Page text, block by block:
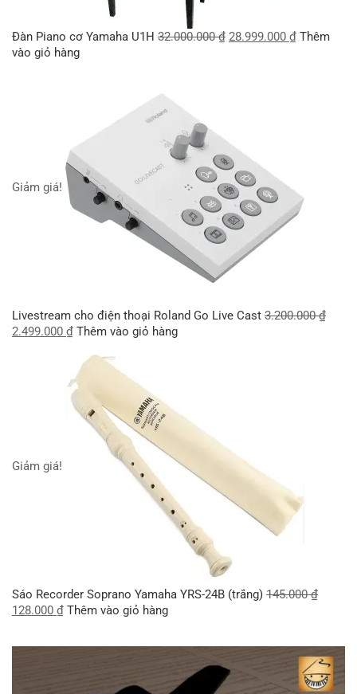
Đàn Piano cơ Yamaha U1H 32.000.000₫ 28.999.000 ₫ Thêm
vào giỏ hàng
Giảm giá!
Livestream cho điện thoại Roland Go Live Cast 3.200.000₫
2.499.000 ₫ Thêm vào giỏ hàng
Giảm giá!
Sáo Recorder Soprano Yamaha YRS-24B (trắng) 145.000₫
128.000 ₫ Thêm vào giỏ hàng